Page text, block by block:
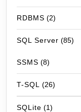
RDBMS (2)
SQL Server (85)
SSMS (8)
T-SQL (26)
SQLite (1)